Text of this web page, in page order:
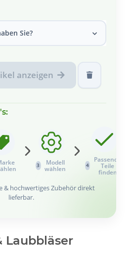
Sie?
anzeigen
3
Modell
wählen
4
Passende
Teile
finden
& hochwertiges Zubehör direkt
lieferbar.
Laubbläser